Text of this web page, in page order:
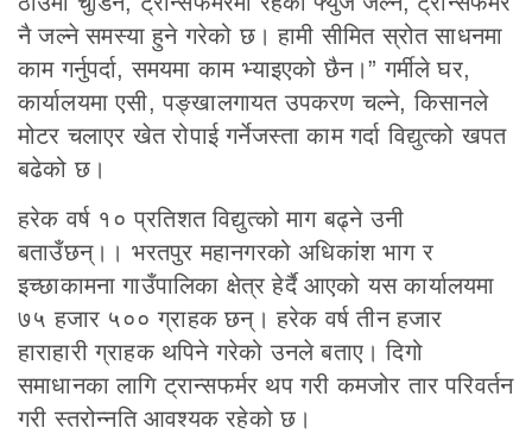
नै जल्ने समस्या हुने गरेको छ। हामी सीमित स्रोत साधनमा
काम गर्नुपर्दा, समयमा काम भ्याइएको छैन।” गर्मीले घर,
कार्यालयमा एसी, पङ्खालगायत उपकरण चल्ने, किसानले
मोटर चलाएर खेत रोपाई गर्नेजस्ता काम गर्दा विद्युत्को खपत
बढेको छ।
हरेक वर्ष १० प्रतिशत विद्युत्को माग बढ्ने उनी
बताउँछन्।। भरतपुर महानगरको अधिकांश भाग र
इच्छाकामना गाउँपालिका क्षेत्र हेर्दै आएको यस कार्यालयमा
७५ हजार ५०० ग्राहक छन्। हरेक वर्ष तीन हजार
हाराहारी ग्राहक थपिने गरेको उनले बताए। दिगो
समाधानका लागि ट्रान्सफर्मर थप गरी कमजोर तार परिवर्तन
गरी स्तरोन्नति आवश्यक रहेको छ।